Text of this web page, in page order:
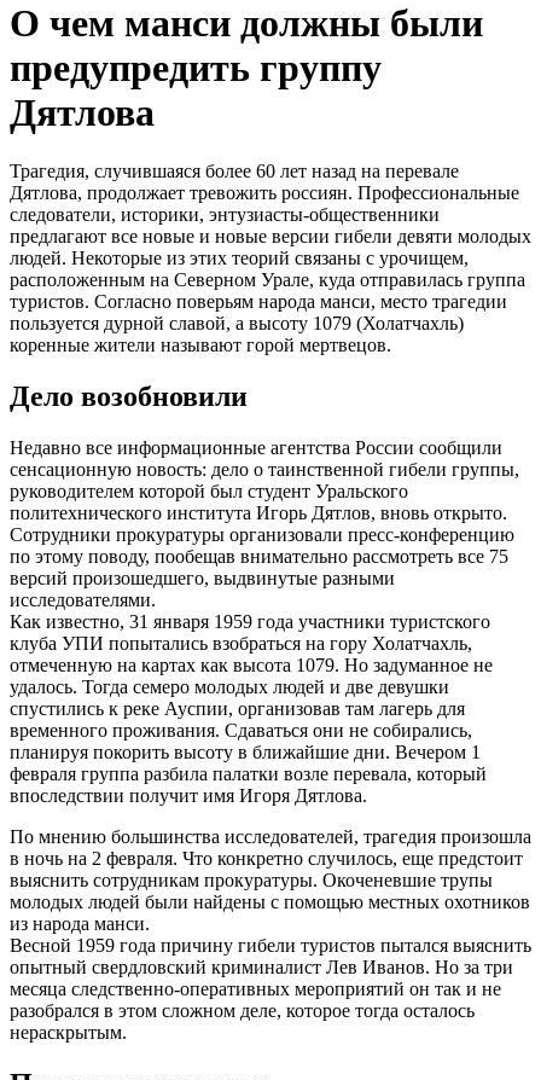
О чем манси должны были
предупредить группу
Дятлова
Трагедия, случившаяся более 60 лет назад на перевале
Дятлова, продолжает тревожить россиян. Профессиональные
следователи, историки, энтузиасты-общественники
предлагают все новые и новые версии гибели девяти молодых
людей. Некоторые из этих теорий связаны с урочищем,
расположенным на Северном Урале, куда отправилась группа
туристов. Согласно поверьям народа манси, место трагедии
пользуется дурной славой, а высоту 1079 (Холатчахль)
коренные жители называют горой мертвецов.
Дело возобновили
Недавно все информационные агентства России сообщили
сенсационную новость: дело о таинственной гибели группы,
руководителем которой был студент Уральского
политехнического института Игорь Дятлов, вновь открыто.
Сотрудники прокуратуры организовали пресс-конференцию
по этому поводу, пообещав внимательно рассмотреть все 75
версий произошедшего, выдвинутые разными
исследователями.
Как известно, 31 января 1959 года участники туристского
клуба УПИ попытались взобраться на гору Холатчахль,
отмеченную на картах как высота 1079. Но задуманное не
удалось. Тогда семеро молодых людей и две девушки
спустились к реке Ауспии, организовав там лагерь для
временного проживания. Сдаваться они не собирались,
планируя покорить высоту в ближайшие дни. Вечером 1
февраля группа разбила палатки возле перевала, который
впоследствии получит имя Игоря Дятлова.
По мнению большинства исследователей, трагедия произошла
в ночь на 2 февраля. Что конкретно случилось, еще предстоит
выяснить сотрудникам прокуратуры. Окоченевшие трупы
молодых людей были найдены с помощью местных охотников
из народа манси.
Весной 1959 года причину гибели туристов пытался выяснить
опытный свердловский криминалист Лев Иванов. Но за три
месяца следственно-оперативных мероприятий он так и не
разобрался в этом сложном деле, которое тогда осталось
нераскрытым.